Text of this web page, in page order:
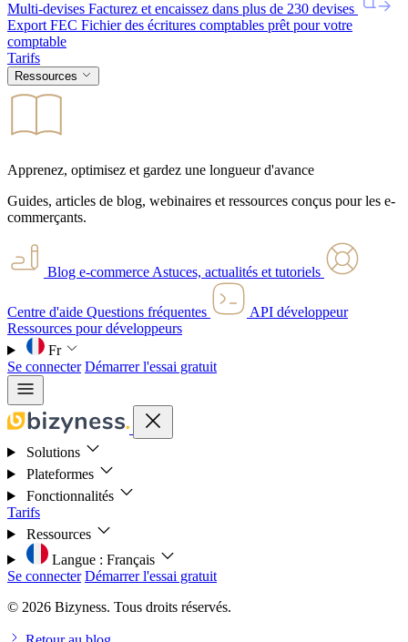
Multi-devises Facturez et encaissez dans plus de 230 devises
Export FEC Fichier des écritures comptables prêt pour votre
comptable
Tarifs
Ressources
Apprenez, optimisez et gardez une longueur d'avance
Guides, articles de blog, webinaires et ressources conçus pour les e-
commerçants.
Blog e-commerce Astuces, actualités et tutoriels
Centre d'aide Questions fréquentes
API développeur
Ressources pour développeurs
Fr
Se connecter Démarrer l'essai gratuit
Solutions
Plateformes
Fonctionnalités
Tarifs
Ressources
Langue : Français
Se connecter Démarrer l'essai gratuit
© 2026 Bizyness. Tous droits réservés.